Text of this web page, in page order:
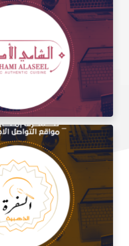
إدارة مواقع التواصل
إدارة السوشيال ميديا